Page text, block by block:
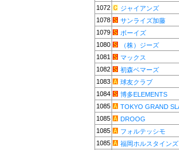
1072
ジャイアンズ
1078
サンライズ加藤
1079
ボーイズ
1080
（株）ジーズ
1081
マックス
1082
初森ベマーズ
1083
球友クラブ
1084
博多ELEMENTS
1085
TOKYO GRAND
1085
DROOG
1085
フォルテッシモ
1085
福岡ホルスタインズ